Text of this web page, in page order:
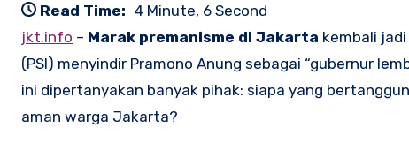
Read Time: 4 Minute, 6 Second
jkt.info – Marak premanisme di Jakarta kembali
(PSI) menyindir Pramono Anung sebagai “gubernur
ini dipertanyakan banyak pihak: siapa yang
aman warga Jakarta?